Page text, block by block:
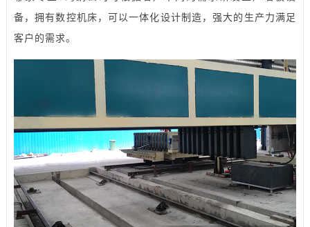
备，拥有数控机床，可以一体化设计制造，强大的生产力满足
客户的需求。